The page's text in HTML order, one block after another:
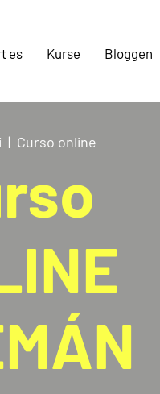
es Kurse Bloggen
  |
Curso online